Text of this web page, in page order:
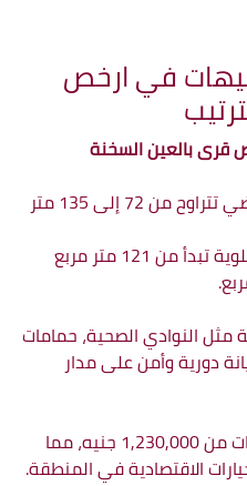
في ارخص
- شاليهات الدور الأرضي تتراوح من 72 إلى 135 متر
- شاليهات الأدوار العلوية تبدأ من 121 متر مربع
النوادي الصحية، حمامات
دورية وأمن على مدار
- تبدأ أسعار الشاليهات من 1,230,000 جنيه، مما
الاقتصادية في المنطقة.